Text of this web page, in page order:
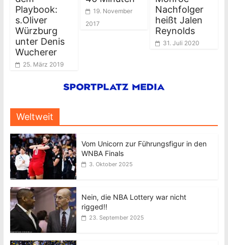
Playbook:
s.Oliver
Würzburg
unter Denis
Wucherer
25. März 2019
19. November
2017
Nachfolger
heißt Jalen
Reynolds
31. Juli 2020
Weltweit
Vom Unicorn zur Führungsfigur in den
WNBA Finals
3. Oktober 2025
Nein, die NBA Lottery war nicht
rigged!!
23. September 2025